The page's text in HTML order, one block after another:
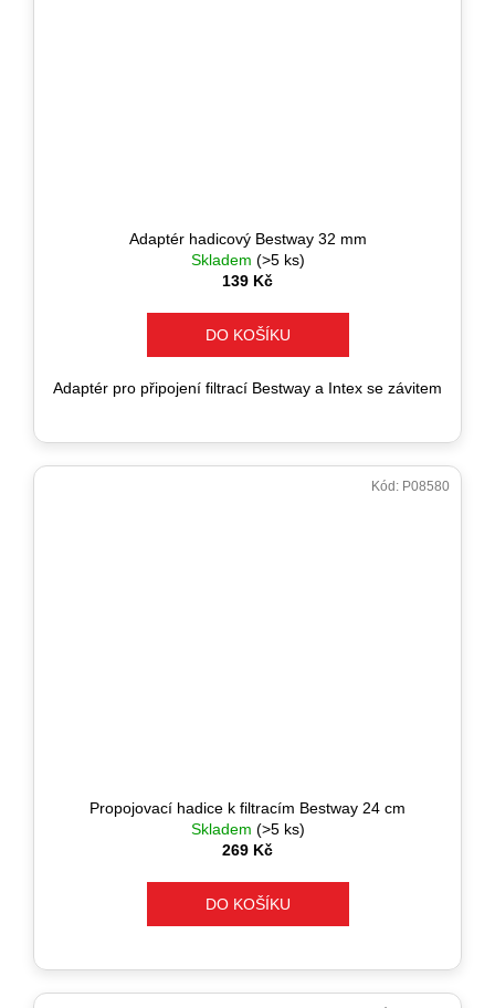
Adaptér hadicový Bestway 32 mm
Skladem (>5 ks)
139 Kč
DO KOŠÍKU
Adaptér pro připojení filtrací Bestway a Intex se závitem
Propojovací hadice k filtracím Bestway 24 cm
Skladem (>5 ks)
269 Kč
DO KOŠÍKU
Kód: P08580